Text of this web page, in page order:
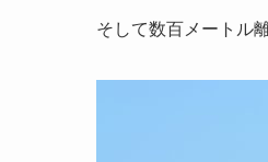
そして数百メートル